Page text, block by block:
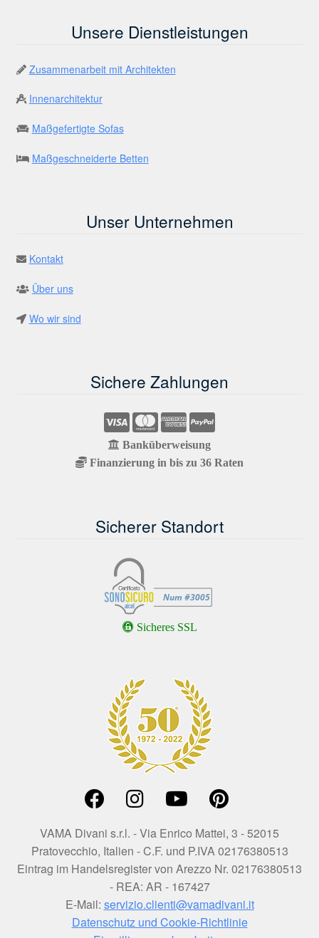
Unsere Dienstleistungen
Zusammenarbeit mit Architekten
Innenarchitektur
Maßgefertigte Sofas
Maßgeschneiderte Betten
Unser Unternehmen
Kontakt
Über uns
Wo wir sind
Sichere Zahlungen
Banküberweisung
Finanzierung in bis zu 36 Raten
Sicherer Standort
Sicheres SSL
VAMA Divani s.r.l. - Via Enrico Mattei, 3 - 52015
Pratovecchio, Italien - C.F. und P.IVA 02176380513
Eintrag im Handelsregister von Arezzo Nr. 02176380513
- REA: AR - 167427
E-Mail: servizio.clienti@vamadivani.it
Datenschutz und Cookie-Richtlinie